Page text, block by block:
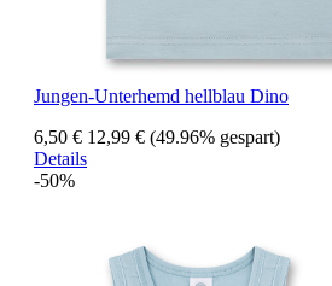
Jungen-Unterhemd hellblau Dino
6,50 € 12,99 € (49.96% gespart)
Details
-50%